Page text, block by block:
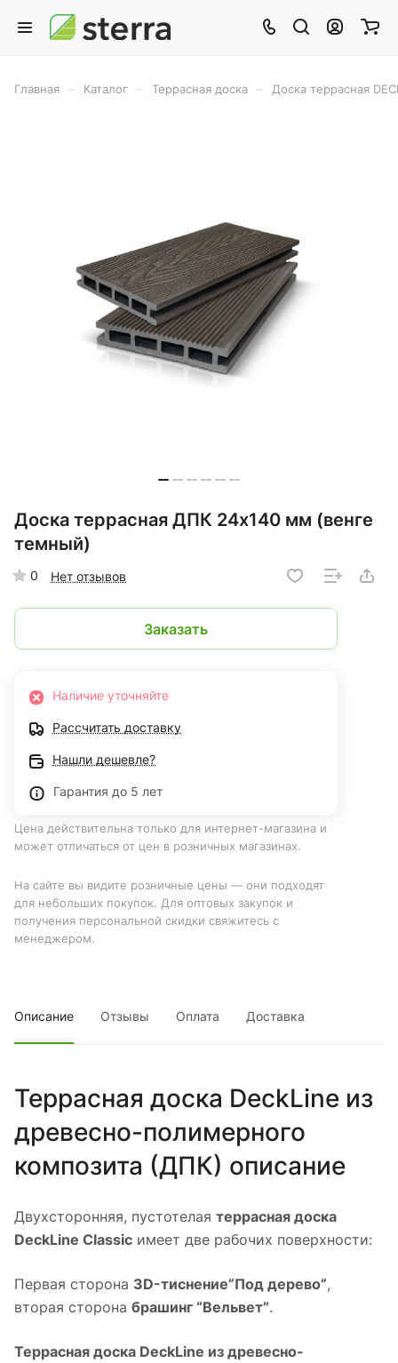
Главная Каталог Террасная доска Доска террасная
Доска террасная ДПК 24x140 мм (венге
темный)
0 Нет отзывов
Заказать
Наличие уточняйте
Рассчитать доставку
Нашли дешевле?
Гарантия до 5 лет
Цена действительна только для интернет-магазина и
может отличаться от цен в розничных магазинах.
На сайте вы видите розничные цены — они подходят
для небольших покупок. Для оптовых закупок и
получения персональной скидки свяжитесь с
менеджером.
Описание Отзывы Оплата Доставка
Террасная доска DeckLine из
древесно-полимерного
композита (ДПК) описание
Двухсторонняя, пустотелая террасная доска
DeckLine Classic имеет две рабочих поверхности:
Первая сторона 3D-тиснение”Под дерево”,
вторая сторона брашинг “Вельвет”.
Террасная доска DeckLine из древесно-